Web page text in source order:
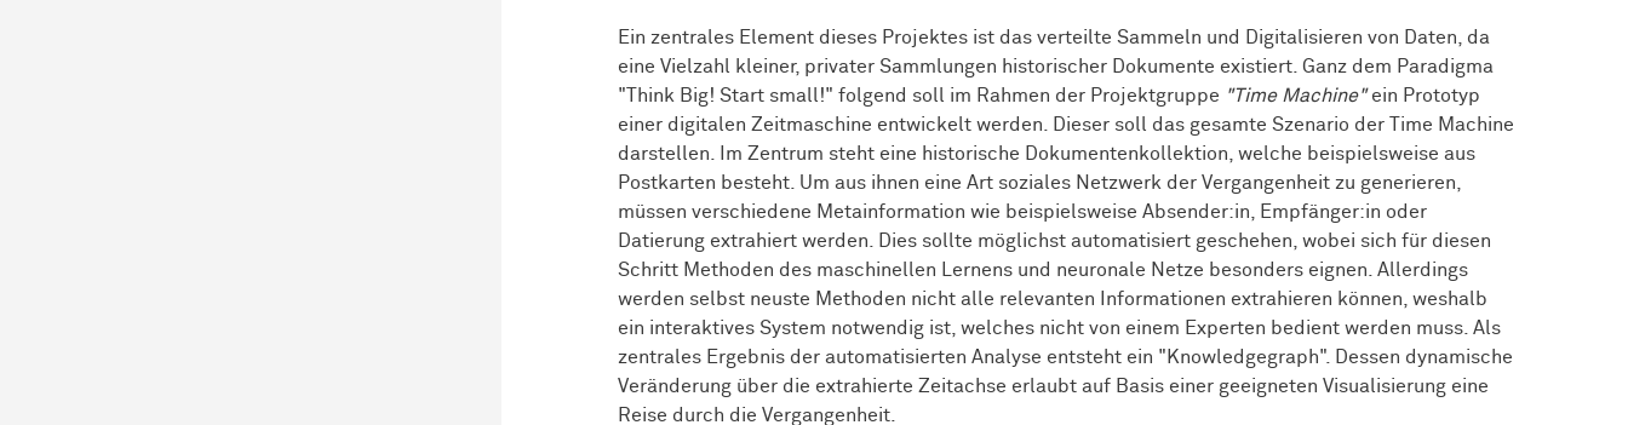
Ein zentrales Element dieses Projektes ist das verteilte Sammeln und Digitalisieren von Daten, da
eine Vielzahl kleiner, privater Sammlungen historischer Dokumente existiert. Ganz dem Paradigma
"Think Big! Start small!" folgend soll im Rahmen der Projektgruppe "Time Machine"ein Prototyp
einer digitalen Zeitmaschine entwickelt werden. Dieser soll das gesamte Szenario der Time Machine
darstellen. Im Zentrum steht eine historische Dokumentenkollektion, welche beispielsweise aus
Postkarten besteht. Um aus ihnen eine Art soziales Netzwerk der Vergangenheit zu generieren,
müssen verschiedene Metainformation wie beispielsweise Absender:in, Empfänger:in oder
Datierung extrahiert werden. Dies sollte möglichst automatisiert geschehen, wobei sich für diesen
Schritt Methoden des maschinellen Lernens und neuronale Netze besonders eignen. Allerdings
werden selbst neuste Methoden nicht alle relevanten Informationen extrahieren können, weshalb
ein interaktives System notwendig ist, welches nicht von einem Experten bedient werden muss. Als
zentrales Ergebnis der automatisierten Analyse entsteht ein "Knowledgegraph". Dessen dynamische
Veränderung über die extrahierte Zeitachse erlaubt auf Basis einer geeigneten Visualisierung eine
Reise durch die Vergangenheit.